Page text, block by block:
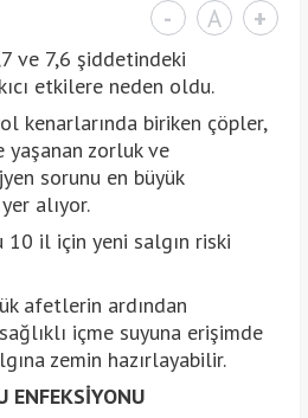
- A +
ve 7,6 şiddetindeki
etkilere neden oldu.
kenarlarında biriken çöpler,
yaşanan zorluk ve
sorunu en büyük
alıyor.
10 il için yeni salgın riski
afetlerin ardından
içme suyuna erişimde
zemin hazırlayabilir.
ENFEKSİYONU